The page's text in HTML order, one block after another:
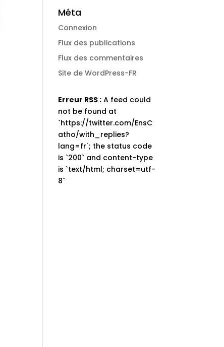
Méta
Connexion
Flux des publications
Flux des commentaires
Site de WordPress-FR
Erreur RSS : A feed could
not be found at
`https://twitter.com/EnsC
atho/with_replies?
lang=fr`; the status code
is `200` and content-type
is `text/html; charset=utf-
8`